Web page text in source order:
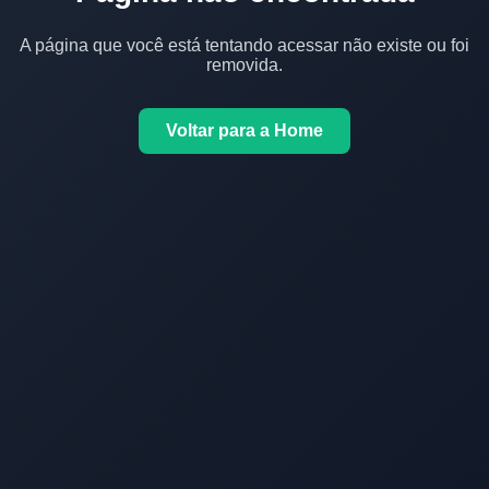
A página que você está tentando acessar não existe ou foi
removida.
Voltar para a Home